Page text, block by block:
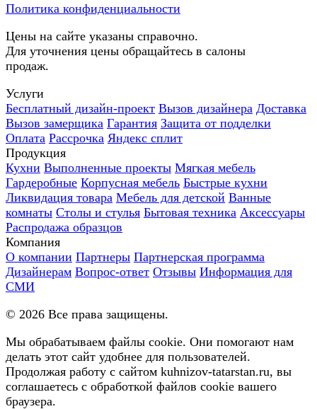
Политика конфиденциальности
Цены на сайте указаны справочно.
Для уточнения цены обращайтесь в салоны
продаж.
Услуги
Бесплатный дизайн-проект Вызов дизайнера Доставка
Вызов замерщика Гарантия Защита от подделки
Оплата Рассрочка Яндекс сплит
Продукция
Кухни Выполненные проекты Мягкая мебель
Гардеробные Корпусная мебель Быстрые кухни
Ликвидация товара Мебель для детской Ванные
комнаты Столы и стулья Бытовая техника Аксессуары
Распродажа образцов
Компания
О компании Партнеры Партнерская программа
Дизайнерам Вопрос-ответ Отзывы Информация для
СМИ
© 2026 Все права защищены.
Мы обрабатываем файлы cookie. Они помогают нам
делать этот сайт удобнее для пользователей.
Продолжая работу с сайтом kuhnizov-tatarstan.ru, вы
соглашаетесь с обработкой файлов cookie вашего
браузера.